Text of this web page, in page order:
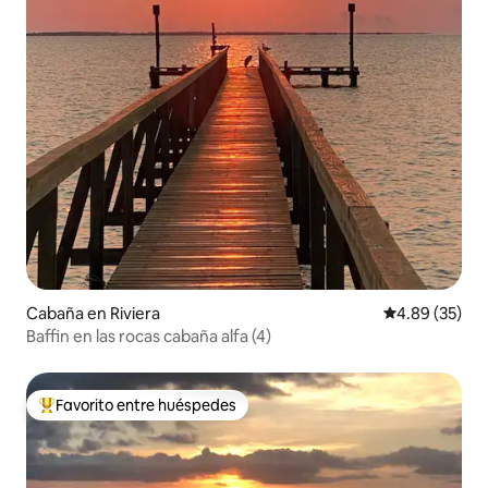
Cabaña en Riviera Calificación
4.89 (35)
Baffin en las rocas cabaña alfa (4)
Favorito entre huéspedes preferido
Favorito entre huéspedes